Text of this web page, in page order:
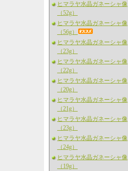
ヒマラヤ水晶ガネーシャ像
（52g）
ヒマラヤ水晶ガネーシャ像
（56g）
ヒマラヤ水晶ガネーシャ像
（23g）
ヒマラヤ水晶ガネーシャ像
（22g）
ヒマラヤ水晶ガネーシャ像
（20g）
ヒマラヤ水晶ガネーシャ像
（21g）
ヒマラヤ水晶ガネーシャ像
（23g）
ヒマラヤ水晶ガネーシャ像
（24g）
ヒマラヤ水晶ガネーシャ像
（19g）